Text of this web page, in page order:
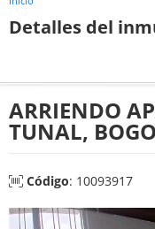
Detalles del
ARRIENDO
TUNAL,
Código: 10093917